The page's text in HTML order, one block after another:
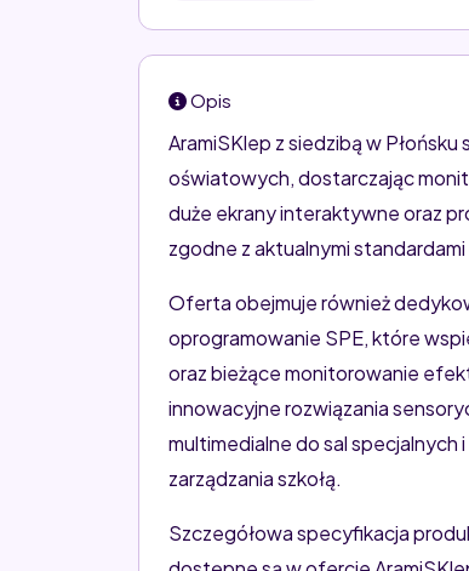
Opis
AramiSKlep z siedzibą w
oświatowych, dostarczając
duże ekrany interaktywne oraz
zgodne z aktualnymi
Oferta obejmuje również
oprogramowanie SPE, które
oraz bieżące monitorowanie
innowacyjne rozwiązania
multimedialne do sal
zarządzania szkołą.
Szczegółowa specyfikacja